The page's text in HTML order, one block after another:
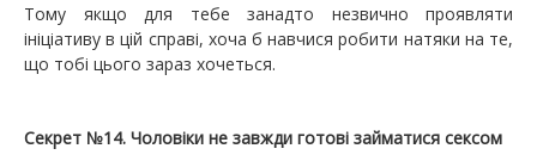
Тому якщо для тебе занадто незвично проявляти
ініціативу в цій справі, хоча б навчися робити натяки на те,
що тобі цього зараз хочеться.
Секрет №14. Чоловіки не завжди готові займатися сексом